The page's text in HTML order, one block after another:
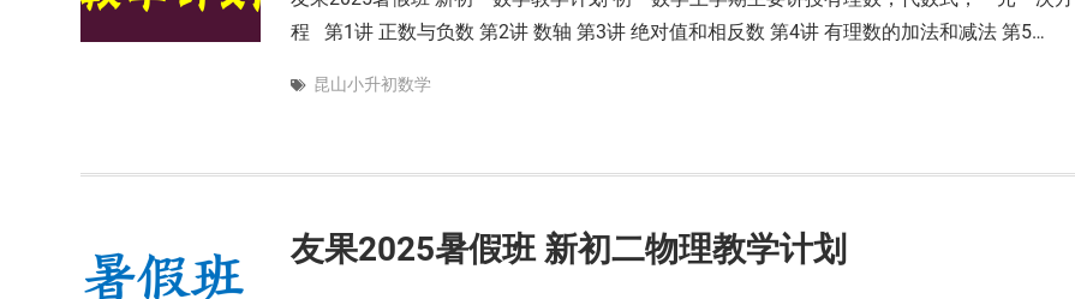
程 第1讲 正数与负数 第2讲 数轴 第3讲 绝对值和相反数 第4讲 有理数的加法和减法 第5…
昆山小升初数学
友果2025暑假班 新初二物理教学计划